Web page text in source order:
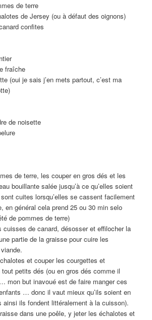
de terre
de Jersey (ou à défaut des oignons)
confites
fraîche
(oui je sais j’en mets partout, c’est ma
de noisette
de terre, les couper en gros dés et les
bouillante salée jusqu’à ce qu’elles soient
cuites lorsqu’elles se cassent facilement
en général cela prend 25 ou 30 min selo
de pommes de terre)
cuisses de canard, désosser et effilocher la
partie de la graisse pour cuire les
et couper les courgettes et
tout petits dés (ou en gros dés comme il
mon but inavoué est de faire manger ces
… donc il vaut mieux qu’ils soient en
ainsi ils fondent littéralement à la cuisson).
dans une poêle, y jeter les échalotes et